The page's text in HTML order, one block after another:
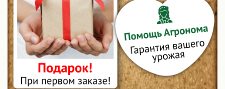
Плетистая
Спрей
Показать ещё
Освещение
Солнце(29)